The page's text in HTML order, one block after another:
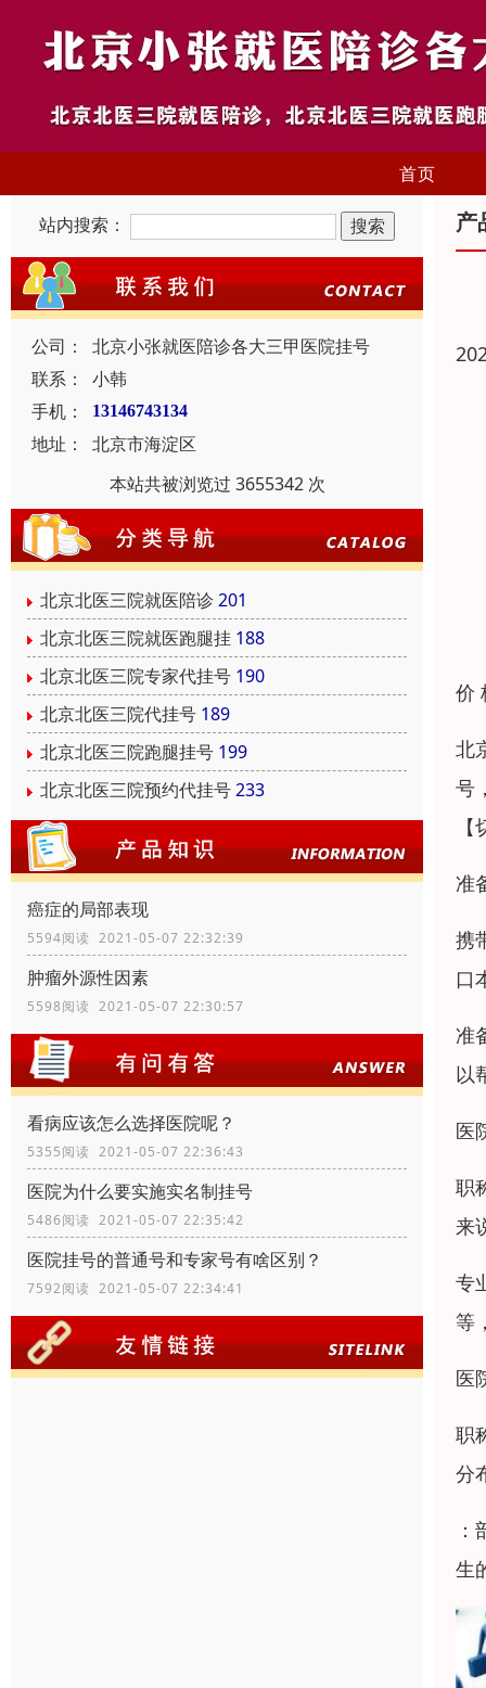
首页
站内搜索：
公司：
北京小张就医陪诊各大三甲医院挂号
联系：
小韩
手机：
13146743134
地址：
北京市海淀区
本站共被浏览过 3655342 次
北京北医三院就医陪诊201
北京北医三院就医跑腿挂 188
北京北医三院专家代挂号 190
北京北医三院代挂号 189
北京北医三院跑腿挂号 199
北京北医三院预约代挂号233
癌症的局部表现
5594阅读 2021-05-07 22:32:39
肿瘤外源性因素
5598阅读 2021-05-07 22:30:57
看病应该怎么选择医院呢？
5355阅读 2021-05-07 22:36:43
医院为什么要实施实名制挂号
5486阅读 2021-05-07 22:35:42
医院挂号的普通号和专家号有啥区别？
7592阅读 2021-05-07 22:34:41
产
价
北
号
准
携
口
准
以
医
职
来
专
等
医
职
分
生